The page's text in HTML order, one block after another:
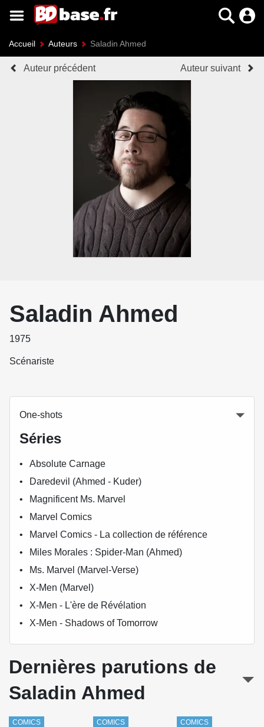
Accueil Auteurs Saladin Ahmed
Auteur précédent Auteur suivant
Saladin Ahmed
1975
Scénariste
One-shots
Séries
Absolute Carnage
Daredevil (Ahmed - Kuder)
Magnificent Ms. Marvel
Marvel Comics
Marvel Comics - La collection de référence
Miles Morales : Spider-Man (Ahmed)
Ms. Marvel (Marvel-Verse)
X-Men (Marvel)
X-Men - L'ère de Révélation
X-Men - Shadows of Tomorrow
Dernières parutions de
Saladin Ahmed
COMICS COMICS COMICS